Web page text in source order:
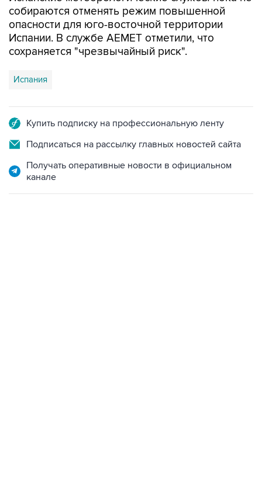
Испании. В службе AEMET отметили, что
сохраняется "чрезвычайный риск".
Испания
Подписаться на рассылку главных новостей сайта
Получать оперативные новости в официальном